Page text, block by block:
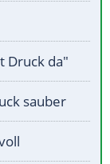
Druck da"
sauber